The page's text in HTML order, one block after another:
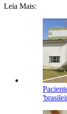
Leia Mais: